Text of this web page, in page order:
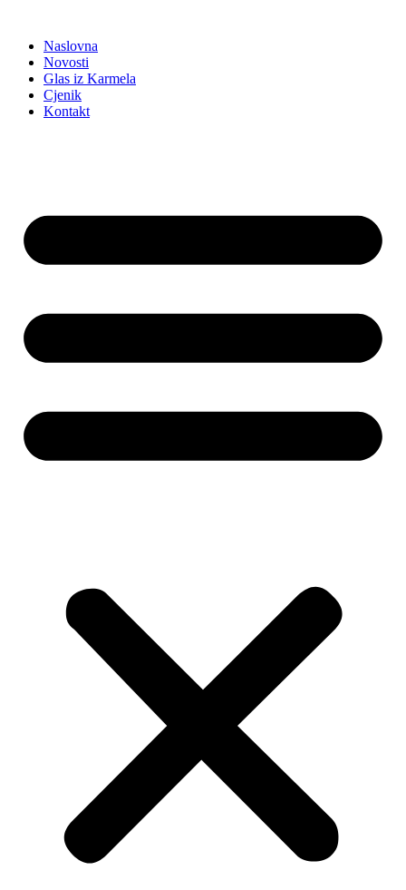
sadržajNaslovna
Novosti
Glas iz Karmela
Cjenik
Kontakt